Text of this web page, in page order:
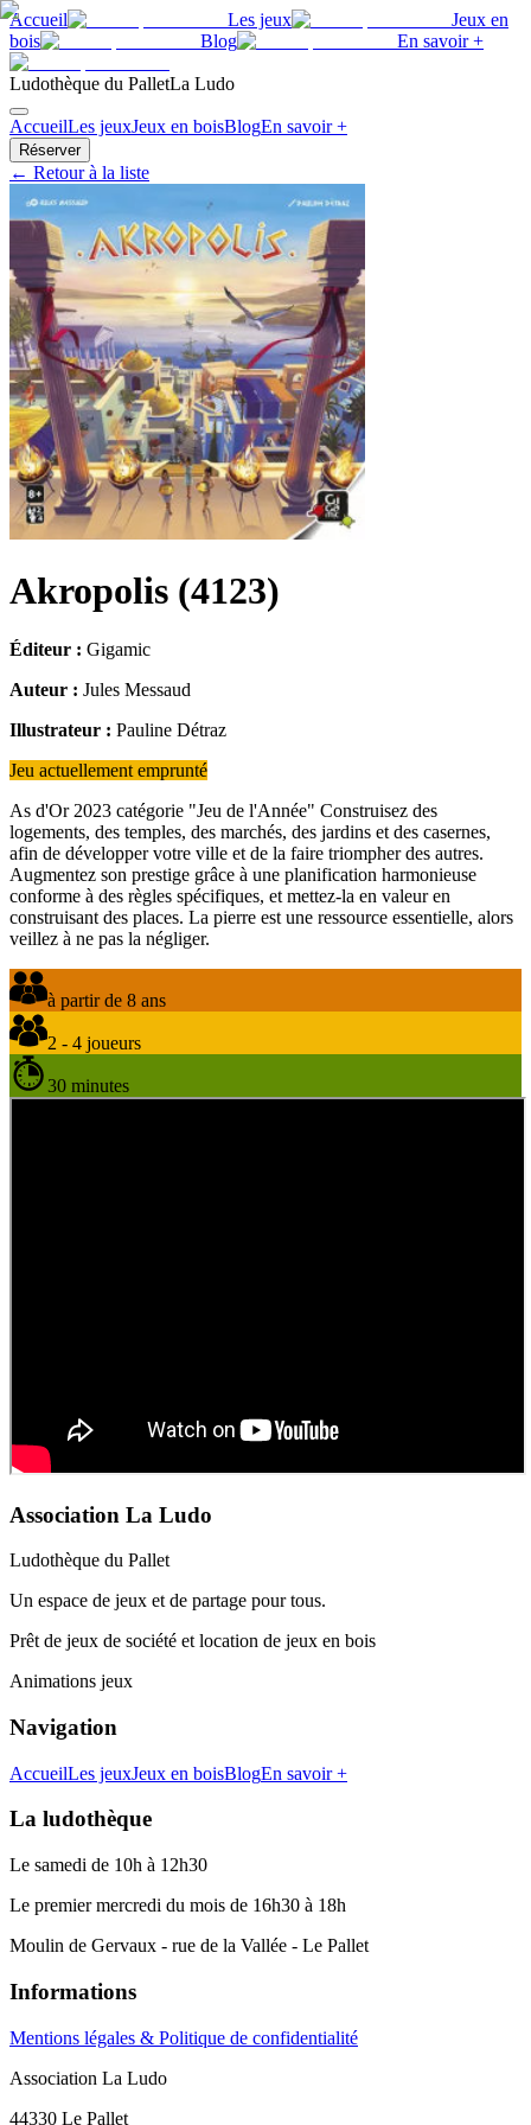
Accueil Les jeux
Jeux en
bois
Blog En savoir +
Ludothèque du PalletLa Ludo
AccueilLes jeuxJeux en boisBlogEn savoir +
Réserver
← Retour à la liste
Akropolis (4123)
Éditeur : Gigamic
Auteur : Jules Messaud
Illustrateur : Pauline Détraz
Jeu actuellement emprunté
As d'Or 2023 catégorie "Jeu de l'Année" Construisez des
logements, des temples, des marchés, des jardins et des casernes,
afin de développer votre ville et de la faire triompher des autres.
Augmentez son prestige grâce à une planification harmonieuse
conforme à des règles spécifiques, et mettez-la en valeur en
construisant des places. La pierre est une ressource essentielle, alors
veillez à ne pas la négliger.
à partir de 8 ans
2 - 4 joueurs
30 minutes
Association La Ludo
Ludothèque du Pallet
Un espace de jeux et de partage pour tous.
Prêt de jeux de société et location de jeux en bois
Animations jeux
Navigation
AccueilLes jeuxJeux en boisBlogEn savoir +
La ludothèque
Le samedi de 10h à 12h30
Le premier mercredi du mois de 16h30 à 18h
Moulin de Gervaux - rue de la Vallée - Le Pallet
Informations
Mentions légales & Politique de confidentialité
Association La Ludo
44330 Le Pallet